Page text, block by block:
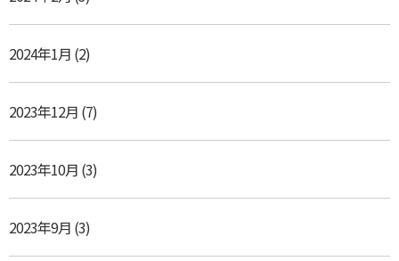
2024年1月 (2)
2023年12月 (7)
2023年10月 (3)
2023年9月 (3)